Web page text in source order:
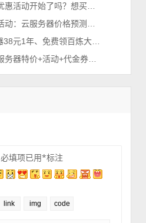
必填项已用*标注